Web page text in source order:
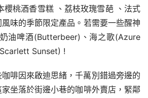
櫻桃酒香雪糕 、荔枝玫瑰雪葩 、法式
味的季節限定產品。若需要一些醒神
油啤酒(Butterbeer)、海之歌(Azure
Sunset) !
啡因來啟迪思緒，千萬別錯過旁邊的
坐落於街邊小巷的咖啡外賣店，緊鄰